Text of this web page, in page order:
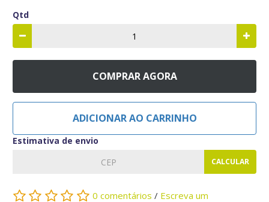
Qtd
COMPRAR AGORA
ADICIONAR AO CARRINHO
Estimativa de envio
CALCULAR
0 comentários / Escreva um